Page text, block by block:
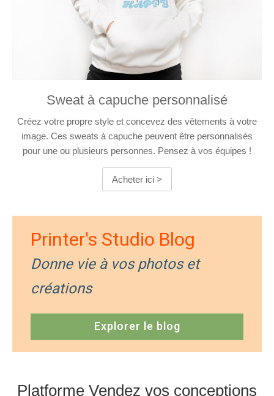
Sweat à capuche personnalisé
Créez votre propre style et concevez des vêtements à votre
image. Ces sweats à capuche peuvent être personnalisés
pour une ou plusieurs personnes. Pensez à vos équipes !
Acheter ici >
Printer's Studio Blog
Donne vie à vos photos et
créations
Explorer le blog
Platforme Vendez vos conceptions